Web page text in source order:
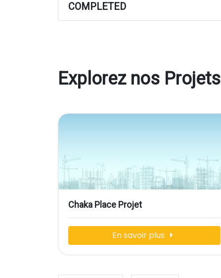
COMPLETED
Explorez nos Projets
Chaka Place Projet
En savoir plus